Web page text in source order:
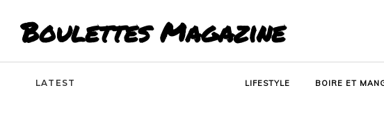
Boulettes Magazine
LATEST LIFESTYLE BOIRE ET